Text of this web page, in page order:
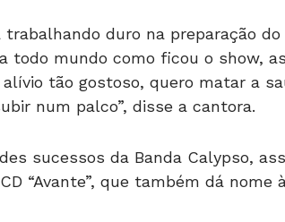
trabalhando duro na preparação
todo mundo como ficou o show,
tão gostoso, quero matar a
num palco”, disse a cantora.
sucessos da Banda Calypso,
“Avante”, que também dá nome